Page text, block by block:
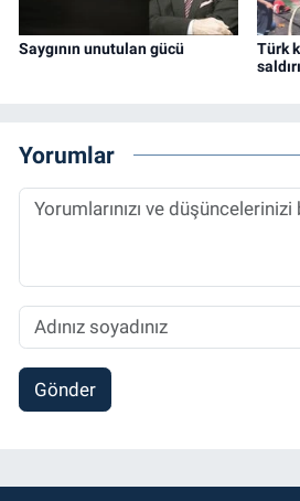
Saygının unutulan gücü
Türk
Yorumlar
Gönder